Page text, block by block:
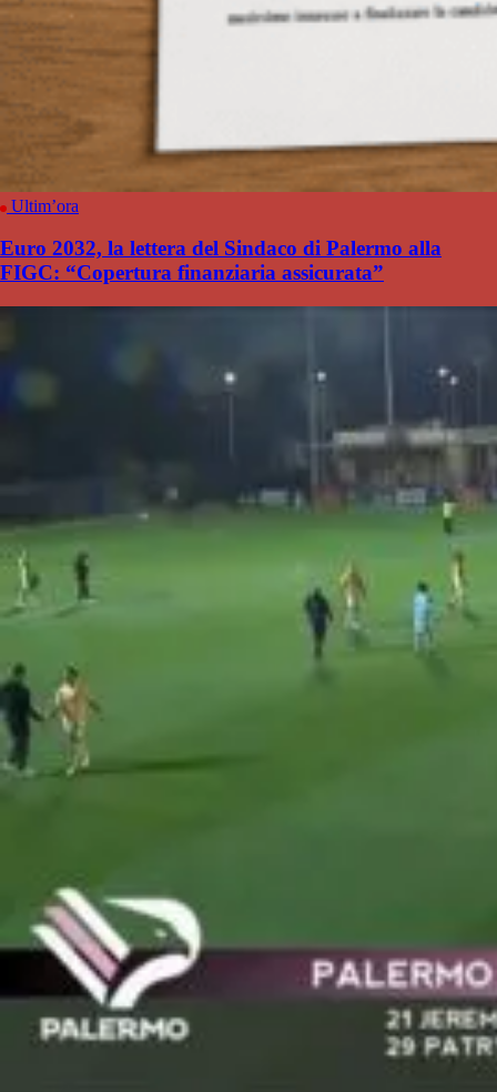
Ultim’ora
Euro 2032, la lettera del Sindaco di Palermo alla
FIGC: “Copertura finanziaria assicurata”